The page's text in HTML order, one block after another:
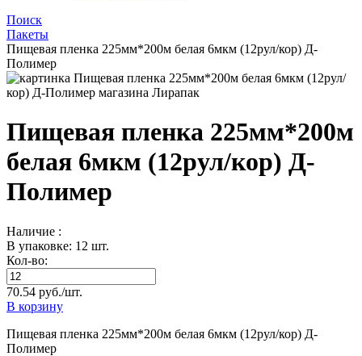
Поиск
Пакеты
Пищевая пленка 225мм*200м белая 6мкм (12рул/кор) Д-
Полимер
Пищевая пленка 225мм*200м
белая 6мкм (12рул/кор) Д-
Полимер
Наличие :
В упаковке: 12 шт.
Кол-во:
70.54 руб./шт.
В корзину
Пищевая пленка 225мм*200м белая 6мкм (12рул/кор) Д-
Полимер